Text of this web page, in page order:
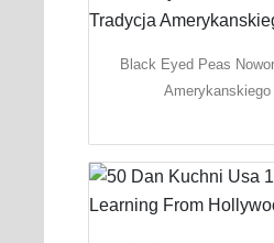
Black Eyed Peas
Amerykanskiego